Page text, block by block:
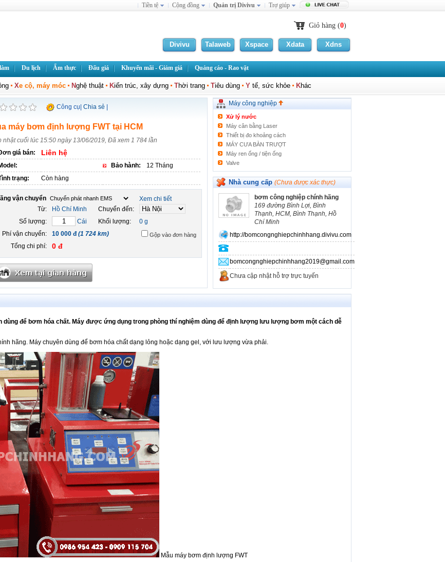
Tiền tệ Cộng đồng Quản trị Divivu Trợ giúp
Giỏ hàng (0)
Divivu Talaweb Xspace Xdata Xdns
Du lịch Ẩm thực Đấu giá Khuyến mãi - Giảm giá Quảng cáo - Rao vặt
Xe cộ, máy móc Nghệ thuật Kiến trúc, xây dựng Thời trang Tiêu dùng Y tế, sức khỏe Khác
Chia sẻ
Công cụ
máy bơm định lượng FWT tại HCM
nhật cuối lúc 15:50 ngày 13/06/2019, Đã xem 1 784 lần
giá bán:
Liên hệ
Bảo hành:
12 Tháng
trạng:
Còn hàng
vận chuyển
Xem chi tiết
Từ:
Hồ Chí Minh
Chuyển đến:
Số lượng:
Cái Khối lượng:
0 g
Phí vận chuyển:
10 000 đ(1 724 km) Gộp vào đơn hàng
Tổng chi phí: 0 đ
Máy công nghiệp
Máy dệt, máy may
Thủy lực, khí nén
MAY CHA NHAM THUNG
HE THONG HUT BUI GO
Máy InDate
Thiết bị nâng hạ
Máy ép kiện thủy lực
Lò hơi, nồi hơi
Xử lý nước
Máy cân bằng Laser
Thiết bị đo khoảng cách
MÁY CƯA BÀN TRƯỢT
Máy ren ống / tiện ống
Valve
Dây chuyên sản xuất tinh dầu gấc
Dây chuyền sản xuất bồn chứa nước Inox
Lọc máy nén khí
Máy phun bi, máy phun cát Hitdetech
Khác
Nhà cung cấp (Chưa được xác thực)
bơm công nghiệp chính hãng
169 đường Bình Lợi, Bình
Thạnh, HCM, Bình Thạnh, Hồ
Chí Minh
http://bomcongnghiepchinhhang.divivu.com
bomcongnghiepchinhhang2019@gmail.com
Chưa cập nhật hỗ trợ trực tuyến
để bơm hóa chất. Máy được ứng dụng trong phòng thí nghiệm dùng để định lượng lưu lượng bơm một cách dễ
hãng. Máy chuyên dùng để bơm hóa chất dạng lỏng hoặc dạng gel, với lưu lượng vừa phải.
Mẫu máy bơm định lượng FWT